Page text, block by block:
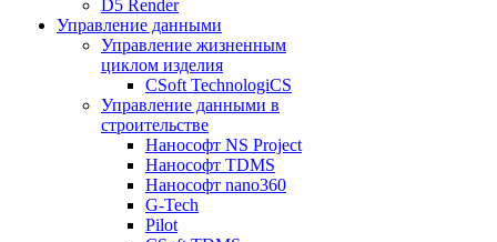
D5 Render
Управление данными
Управление жизненным
циклом изделия
CSoft TechnologiCS
Управление данными в
строительстве
Нанософт NS Project
Нанософт TDMS
Нанософт nano360
G-Tech
Pilot